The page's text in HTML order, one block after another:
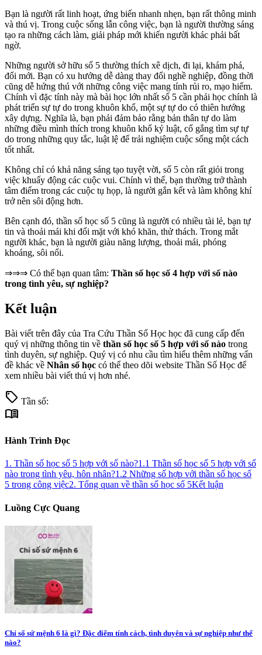
Bạn là người rất linh hoạt, ứng biến nhanh nhẹn, bạn rất thông minh
và thú vị. Trong cuộc sống lẫn công việc, bạn là người thường sáng
tạo ra những cách làm, giải pháp mới khiến người khác phải bất
ngờ.
Những người sở hữu số 5 thường thích xê dịch, đi lại, khám phá,
đổi mới. Bạn có xu hướng dễ dàng thay đổi nghề nghiệp, đồng thời
cũng dễ hứng thú với những công việc mang tính rủi ro, mạo hiểm.
Chính vì đặc tính này mà bài học lớn nhất số 5 cần phải học chính là
phát triển sự tự do trong khuôn khổ, một sự tự do có thiên hướng
xây dựng. Nghĩa là, bạn phải đảm bảo rằng bản thân tự do làm
những điều mình thích trong khuôn khổ kỷ luật, cố gắng tìm sự tự
do trong những quy tắc, luật lệ để trải nghiệm cuộc sống một cách
tốt nhất.
Không chỉ có khả năng sáng tạo tuyệt vời, số 5 còn rất giỏi trong
việc khuấy động các cuộc vui. Chính vì thế, bạn thường trở thành
tâm điểm trong các cuộc tụ họp, là người gắn kết và làm không khí
trở nên sôi động hơn.
Bên cạnh đó, thần số học số 5 cũng là người có nhiều tài lẻ, bạn tự
tin và thoải mái khi đối mặt với khó khăn, thử thách. Trong mắt
người khác, bạn là người giàu năng lượng, thoải mái, phóng
khoáng, sôi nổi.
⇒⇒⇒ Có thể bạn quan tâm: Thần số học số 4 hợp với số nào
trong tình yêu, sự nghiệp?
Kết luận
Bài viết trên đây của Tra Cứu Thần Số Học học đã cung cấp đến
quý vị những thông tin về thần số học số 5 hợp với số nào trong
tình duyên, sự nghiệp. Quý vị có nhu cầu tìm hiểu thêm những vấn
đề khác về Nhân số học có thể theo dõi website Thần Số Học để
xem nhiều bài viết thú vị hơn nhé.
sell Tần số:
menu_book
Hành Trình Đọc
1. Thần số học số 5 hợp với số nào?1.1 Thần số học số 5 hợp với số
nào trong tình yêu, hôn nhân?1.2 Những số hợp với thần số học số
5 trong công việc2. Tổng quan về thần số học số 5Kết luận
Luồng Cực Quang
Chỉ số sứ mệnh 6 là gì? Đặc điểm tính cách, tình duyên và sự nghiệp như thế
nào?